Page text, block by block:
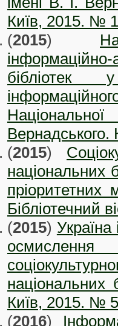
Київ, 2015. №
(2015)
бібліотек
(2015)
національних
пріоритетних
Бібліотечний
(2015) Україна
національних
Київ, 2015. №
(2016)